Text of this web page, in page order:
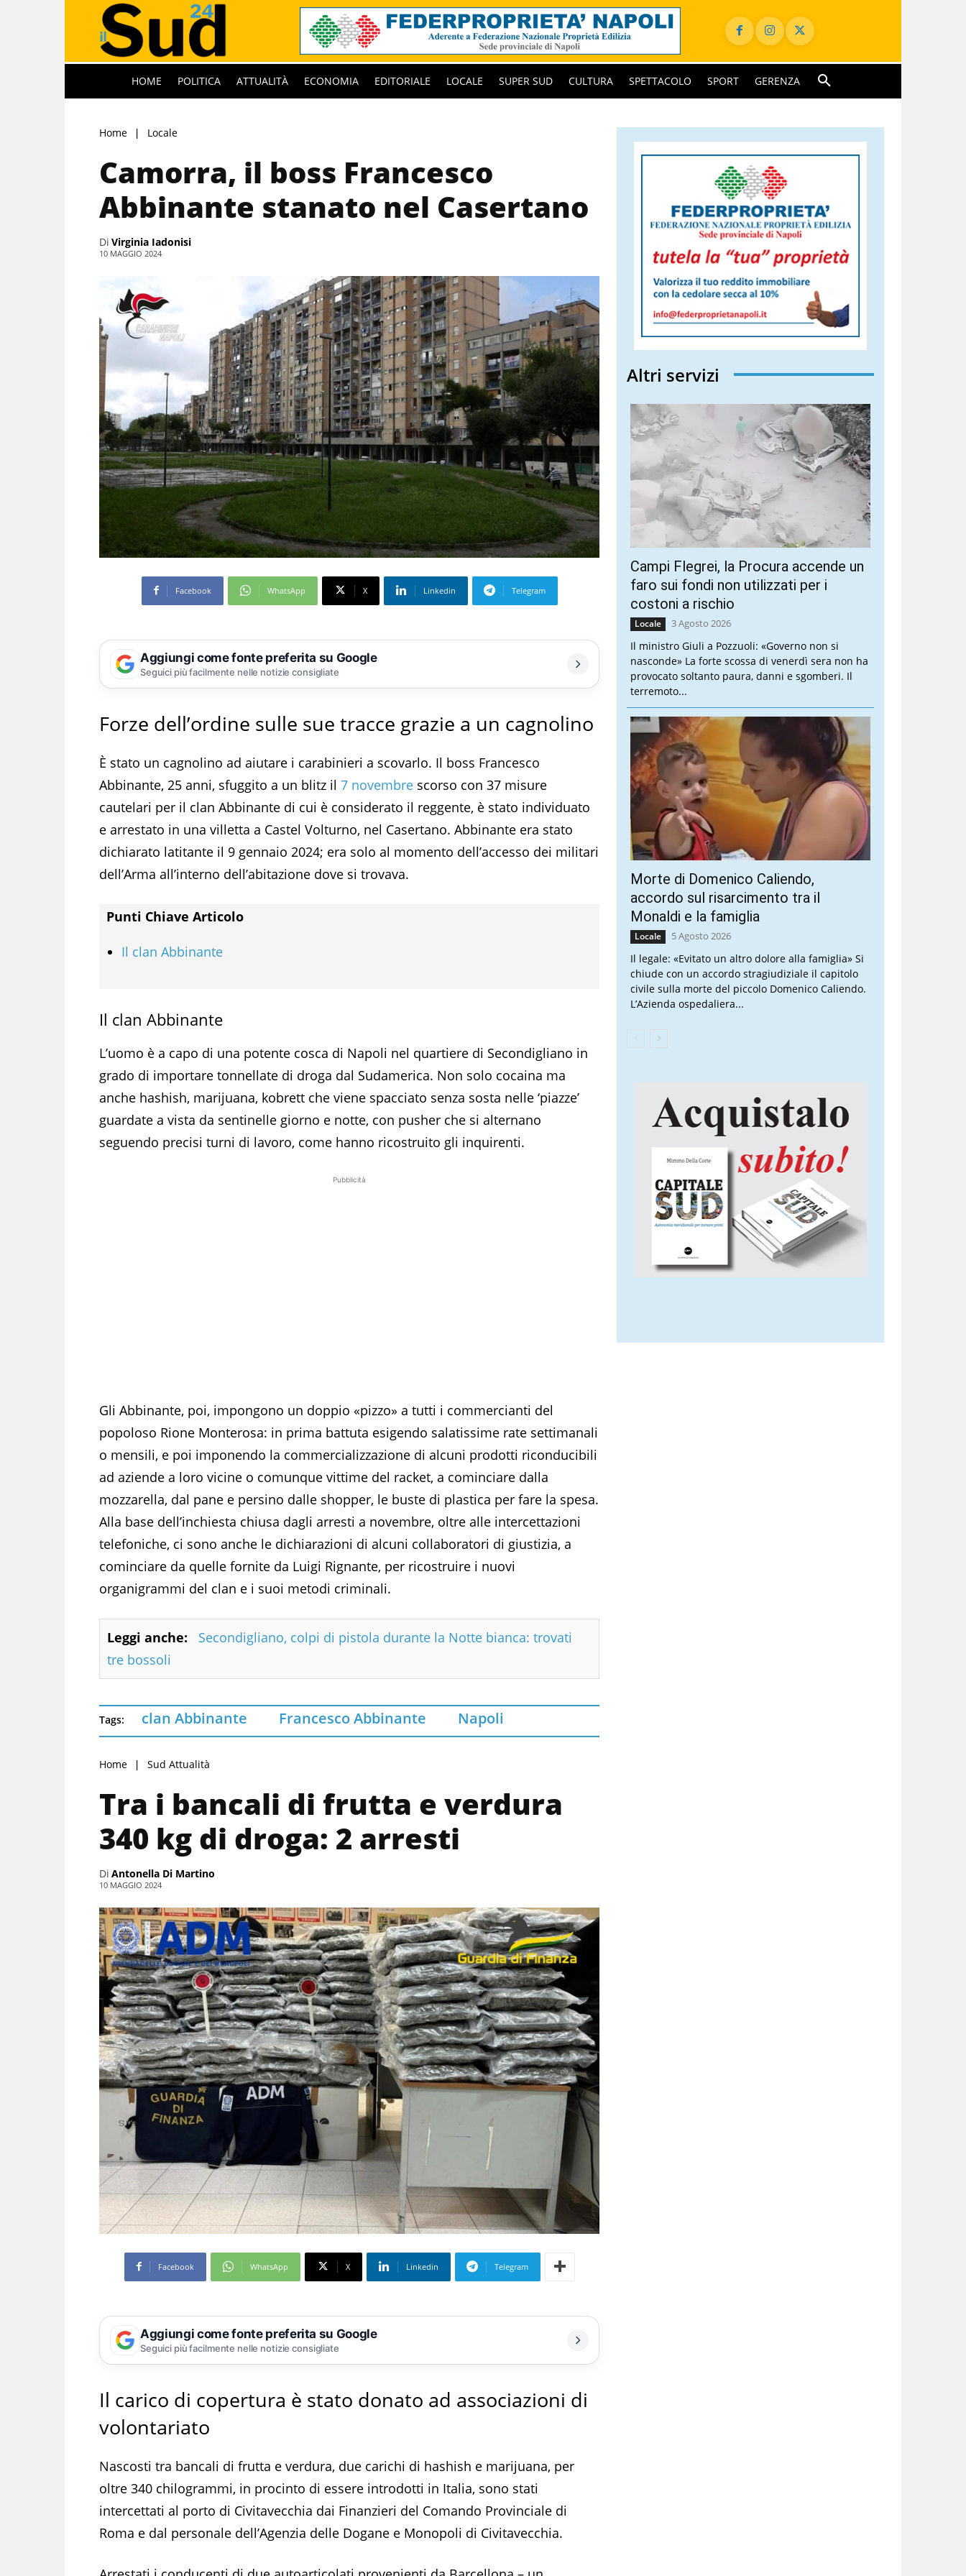
HOME POLITICA ATTUALITÀ ECONOMIA EDITORIALE LOCALE SUPER SUD CULTURA SPETTACOLO SPORT GERENZA
Home Locale
Camorra, il boss Francesco
Abbinante stanato nel Casertano
Di Virginia Iadonisi
10 MAGGIO 2024
Facebook WhatsApp X Linkedin Telegram
Aggiungi come fonte preferita su Google
Seguici più facilmente nelle notizie consigliate
Forze dell’ordine sulle sue tracce grazie a un cagnolino
È stato un cagnolino ad aiutare i carabinieri a scovarlo. Il boss Francesco
Abbinante, 25 anni, sfuggito a un blitz il 7 novembre scorso con 37 misure
cautelari per il clan Abbinante di cui è considerato il reggente, è stato individuato
e arrestato in una villetta a Castel Volturno, nel Casertano. Abbinante era stato
dichiarato latitante il 9 gennaio 2024; era solo al momento dell’accesso dei militari
dell’Arma all’interno dell’abitazione dove si trovava.
Punti Chiave Articolo
Il clan Abbinante
Il clan Abbinante
L’uomo è a capo di una potente cosca di Napoli nel quartiere di Secondigliano in
grado di importare tonnellate di droga dal Sudamerica. Non solo cocaina ma
anche hashish, marijuana, kobrett che viene spacciato senza sosta nelle ‘piazze’
guardate a vista da sentinelle giorno e notte, con pusher che si alternano
seguendo precisi turni di lavoro, come hanno ricostruito gli inquirenti.
Pubblicità
Gli Abbinante, poi, impongono un doppio «pizzo» a tutti i commercianti del
popoloso Rione Monterosa: in prima battuta esigendo salatissime rate settimanali
o mensili, e poi imponendo la commercializzazione di alcuni prodotti riconducibili
ad aziende a loro vicine o comunque vittime del racket, a cominciare dalla
mozzarella, dal pane e persino dalle shopper, le buste di plastica per fare la spesa.
Alla base dell’inchiesta chiusa dagli arresti a novembre, oltre alle intercettazioni
telefoniche, ci sono anche le dichiarazioni di alcuni collaboratori di giustizia, a
cominciare da quelle fornite da Luigi Rignante, per ricostruire i nuovi
organigrammi del clan e i suoi metodi criminali.
Leggi anche:
Secondigliano, colpi di pistola durante la Notte bianca: trovati
tre bossoli
Tags: clan Abbinante Francesco Abbinante Napoli
Home Sud Attualità
Tra i bancali di frutta e verdura
340 kg di droga: 2 arresti
Di Antonella Di Martino
10 MAGGIO 2024
Facebook WhatsApp X Linkedin Telegram
Aggiungi come fonte preferita su Google
Seguici più facilmente nelle notizie consigliate
Il carico di copertura è stato donato ad associazioni di
volontariato
Nascosti tra bancali di frutta e verdura, due carichi di hashish e marijuana, per
oltre 340 chilogrammi, in procinto di essere introdotti in Italia, sono stati
intercettati al porto di Civitavecchia dai Finanzieri del Comando Provinciale di
Roma e dal personale dell’Agenzia delle Dogane e Monopoli di Civitavecchia.
Altri servizi
Campi Flegrei, la Procura accende un
faro sui fondi non utilizzati per i
costoni a rischio
Locale 3 Agosto 2026
Il ministro Giuli a Pozzuoli: «Governo non si
nasconde» La forte scossa di venerdì sera non ha
provocato soltanto paura, danni e sgomberi. Il
terremoto...
Morte di Domenico Caliendo,
accordo sul risarcimento tra il
Monaldi e la famiglia
Locale 5 Agosto 2026
Il legale: «Evitato un altro dolore alla famiglia» Si
chiude con un accordo stragiudiziale il capitolo
civile sulla morte del piccolo Domenico Caliendo.
L’Azienda ospedaliera...